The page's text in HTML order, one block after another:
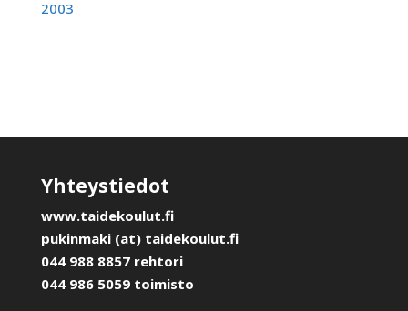
2003
Yhteystiedot
www.taidekoulut.fi
pukinmaki (at) taidekoulut.fi
044 988 8857 rehtori
044 986 5059 toimisto